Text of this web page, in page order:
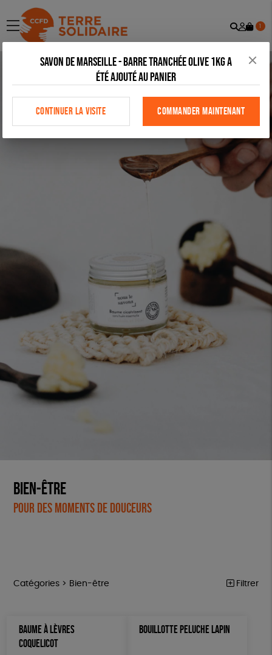
menu
Mon
1
Bien-être
Pour des moments de douceurs
Catégories > Bien-être Filtrer
ÉPICERIE
Par défaut
Popularité
Prix
BAUME À LÈVRES
COQUELICOT
BOUILLOTTE PELUCHE LAPIN
Savon de marseille - Barre tranchée olive 1kg a
été ajouté au panier
CONTINUER LA VISITE COMMANDER MAINTENANT